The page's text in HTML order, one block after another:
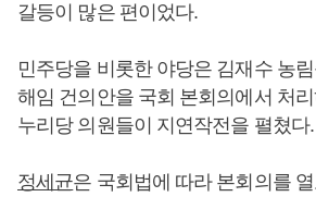
갈등이 많은 편이었다.
민주당을 비롯한 야당은 김재수 농
해임 건의안을 국회 본회의에서 처
누리당 의원들이 지연작전을 펼쳤다.
정세균은 국회법에 따라 본회의를